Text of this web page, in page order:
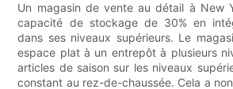
Un magasin de vente au détail à New
capacité de stockage de 30% en
dans ses niveaux supérieurs. Le
espace plat à un entrepôt à plusieurs
articles de saison sur les niveaux
constant au rez-de-chaussée. Cela a